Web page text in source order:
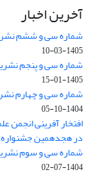
آخرین اخبار
شماره سی و ششم
1405-03-10
شماره سی و پنجم
1405-01-15
شماره سی و چهارم
1404-10-05
افتخار آفرینی
در هجدهمین
شماره سی و سوم
1404-07-02